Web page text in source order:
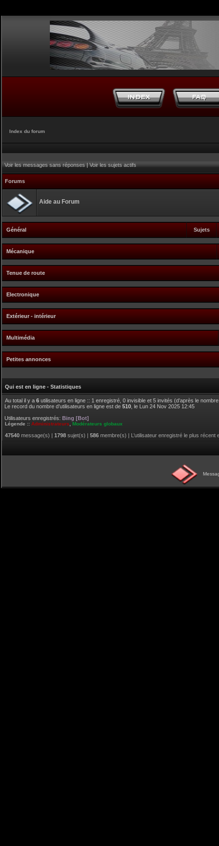
Index du forum
Voir les messages sans réponses|Voir les sujets actifs
Forums
Aide au Forum
Général Sujets
Mécanique
Tenue de route
Electronique
Extérieur - intérieur
Multimédia
Petites annonces
Qui est en ligne - Statistiques
Au total il y a 6 utilisateurs en ligne :: 1 enregistré, 0 invisible et 5 invités (d’après le
Le record du nombre d’utilisateurs en ligne est de 510 , le Lun 24 Nov 2025 12:45
Utilisateurs enregistrés: Bing [Bot]
Légende :: Administrateurs Modérateurs globaux
47540 message(s) | 1798 sujet(s) | 586 membre(s) | L’utilisateur enregistré le plus récent